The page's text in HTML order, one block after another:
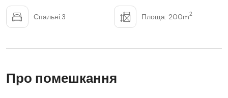
Спальні:3 Площа: 200m2
Про помешкання